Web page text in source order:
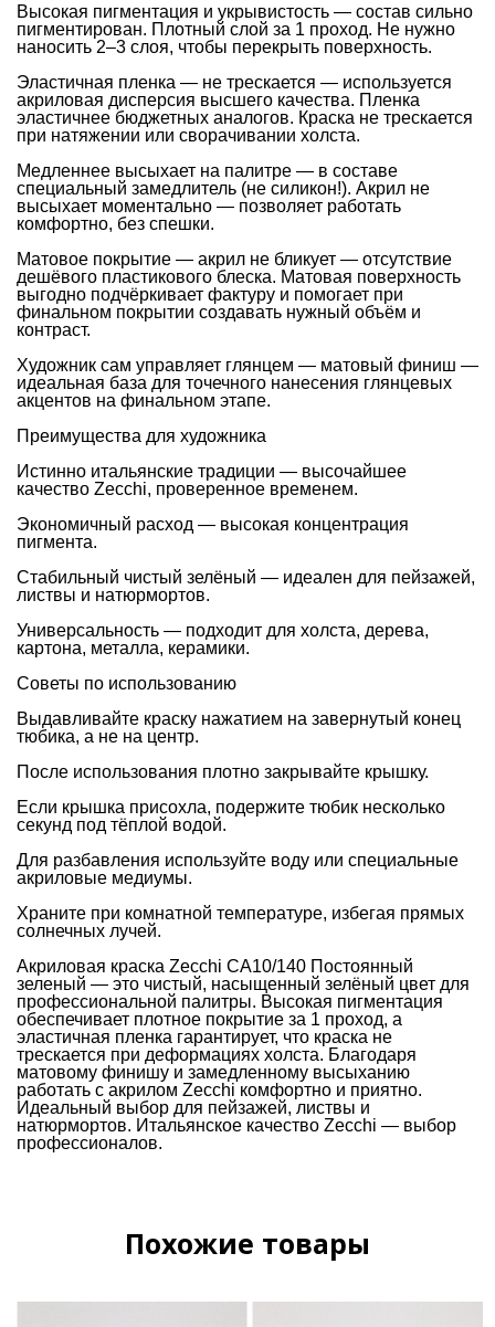
Высокая пигментация и укрывистость — состав сильно
пигментирован. Плотный слой за 1 проход. Не нужно
наносить 2–3 слоя, чтобы перекрыть поверхность.
Эластичная пленка — не трескается — используется
акриловая дисперсия высшего качества. Пленка
эластичнее бюджетных аналогов. Краска не трескается
при натяжении или сворачивании холста.
Медленнее высыхает на палитре — в составе
специальный замедлитель (не силикон!). Акрил не
высыхает моментально — позволяет работать
комфортно, без спешки.
Матовое покрытие — акрил не бликует — отсутствие
дешёвого пластикового блеска. Матовая поверхность
выгодно подчёркивает фактуру и помогает при
финальном покрытии создавать нужный объём и
контраст.
Художник сам управляет глянцем — матовый финиш —
идеальная база для точечного нанесения глянцевых
акцентов на финальном этапе.
Преимущества для художника
Истинно итальянские традиции — высочайшее
качество Zecchi, проверенное временем.
Экономичный расход — высокая концентрация
пигмента.
Стабильный чистый зелёный — идеален для пейзажей,
листвы и натюрмортов.
Универсальность — подходит для холста, дерева,
картона, металла, керамики.
Советы по использованию
Выдавливайте краску нажатием на завернутый конец
тюбика, а не на центр.
После использования плотно закрывайте крышку.
Если крышка присохла, подержите тюбик несколько
секунд под тёплой водой.
Для разбавления используйте воду или специальные
акриловые медиумы.
Храните при комнатной температуре, избегая прямых
солнечных лучей.
Акриловая краска Zecchi CA10/140 Постоянный
зеленый — это чистый, насыщенный зелёный цвет для
профессиональной палитры. Высокая пигментация
обеспечивает плотное покрытие за 1 проход, а
эластичная пленка гарантирует, что краска не
трескается при деформациях холста. Благодаря
матовому финишу и замедленному высыханию
работать с акрилом Zecchi комфортно и приятно.
Идеальный выбор для пейзажей, листвы и
натюрмортов. Итальянское качество Zecchi — выбор
профессионалов.
Похожие товары